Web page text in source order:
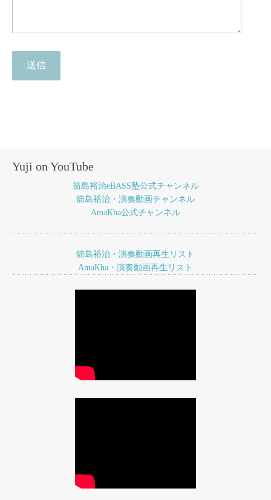
Yuji on YouTube
箭島裕治eBASS塾公式チャンネル
箭島裕治・演奏動画チャンネル
AmaKha公式チャンネル
箭島裕治・演奏動画再生リスト
AmaKha・演奏動画再生リスト